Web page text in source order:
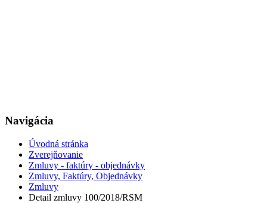
Navigácia
Úvodná stránka
Zverejňovanie
Zmluvy - faktúry - objednávky
Zmluvy, Faktúry, Objednávky
Zmluvy
Detail zmluvy 100/2018/RSM